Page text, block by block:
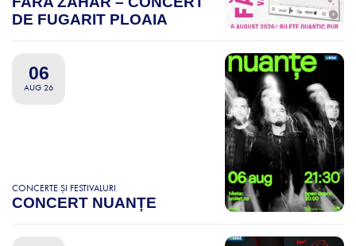
DE FUGARIT PLOAIA
06
AUG 26
CONCERTE ȘI FESTIVALURI
CONCERT NUANȚE